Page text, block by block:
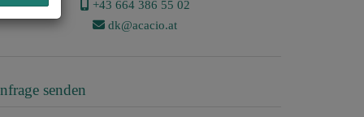
+43 ​664 386 55 02
dk@acacio.at
senden